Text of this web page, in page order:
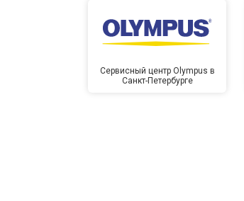
Сервисный центр Olympus в
Санкт-Петербурге